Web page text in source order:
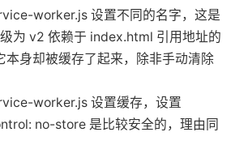
worker.js 设置不同的名字，这是
为 v2 依赖于 index.html 引用地址的
本身却被缓存了起来，除非手动清除
worker.js 设置缓存，设置
no-store 是比较安全的，理由同